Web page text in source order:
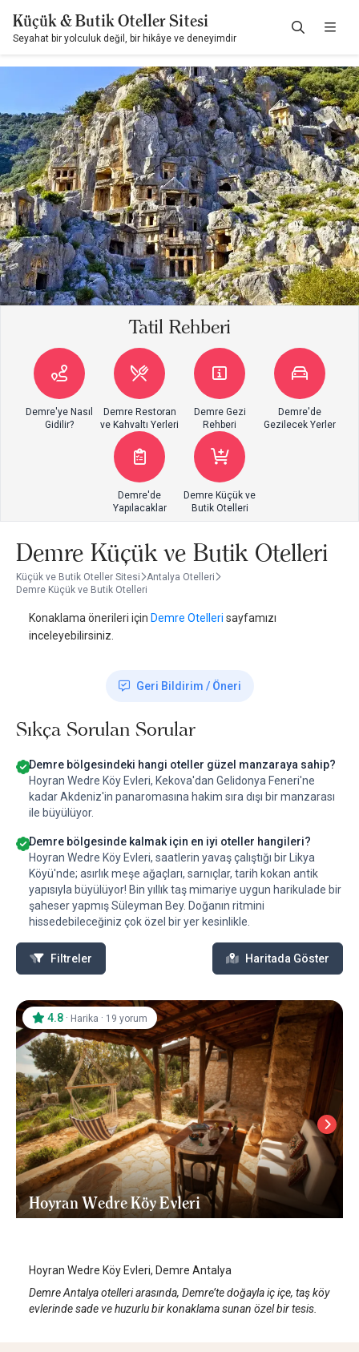
Küçük & Butik Oteller Sitesi
Seyahat bir yolculuk değil, bir hikâye ve deneyimdir
Tatil Rehberi
Demre'ye Nasıl
Gidilir?
Demre Restoran
ve Kahvaltı Yerleri
Demre Gezi
Rehberi
Demre'de
Gezilecek Yerler
Demre'de
Yapılacaklar
Demre Küçük ve
Butik Otelleri
Demre Küçük ve Butik Otelleri
Küçük ve Butik Oteller Sitesi
Antalya Otelleri
Demre Küçük ve Butik Otelleri
Konaklama önerileri için Demre Otelleri sayfamızı
inceleyebilirsiniz.
Geri Bildirim / Öneri
Sıkça Sorulan Sorular
Demre bölgesindeki hangi oteller güzel manzaraya sahip?
Hoyran Wedre Köy Evleri, Kekova'dan Gelidonya Feneri'ne
kadar Akdeniz'in panaromasına hakim sıra dışı bir manzarası
ile büyülüyor.
Demre bölgesinde kalmak için en iyi oteller hangileri?
Hoyran Wedre Köy Evleri, saatlerin yavaş çalıştığı bir Likya
Köyü'nde; asırlık meşe ağaçları, sarnıçlar, tarih kokan antik
yapısıyla büyülüyor! Bin yıllık taş mimariye uygun harikulade bir
şaheser yapmış Süleyman Bey. Doğanın ritmini
hissedebileceğiniz çok özel bir yer kesinlikle.
Filtreler Haritada Göster
Hoyran Wedre Köy Evleri
4.8 · Harika · 19 yorum
Hoyran Wedre Köy Evleri, Demre Antalya
Demre Antalya otelleri arasında, Demre’te doğayla iç içe, taş köy
evlerinde sade ve huzurlu bir konaklama sunan özel bir tesis.